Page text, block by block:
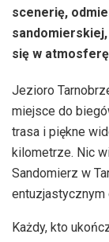
scenerię,
się w
Jezioro
miejsce do
trasa i piękne
kilometrze. Nic
Sandomierz w
entuzjastycznym
Każdy, kto